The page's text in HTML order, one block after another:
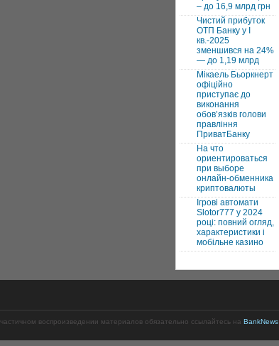
– до 16,9 млрд грн
Чистий прибуток
ОТП Банку у І
кв.-2025
зменшився на 24%
— до 1,19 млрд
Мікаель Бьоркнерт
офіційно
приступає до
виконання
обовʼязків голови
правління
ПриватБанку
На что
ориентироваться
при выборе
онлайн-обменника
криптовалюты
Ігрові автомати
Slotor777 у 2024
році: повний огляд,
характеристики і
мобільне казино
воспроизведении материалов обязательно ссылайтесь на BankNews